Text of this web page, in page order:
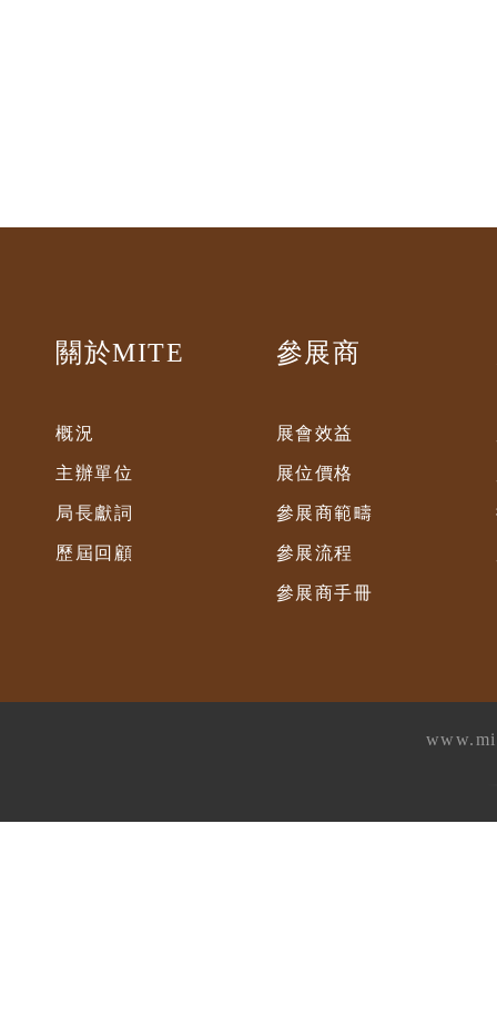
關於MITE
概況
主辦單位
局長獻詞
歷屆回顧
參展商
展會效益
展位價格
參展商範疇
參展流程
參展商手冊